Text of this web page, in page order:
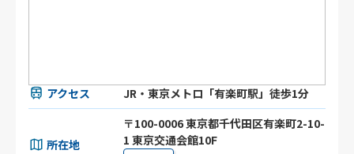
アクセス JR・東京メトロ「有楽町駅」徒歩1分
所在地
〒100-0006 東京都千代田区有楽町2-10-
1 東京交通会館10F